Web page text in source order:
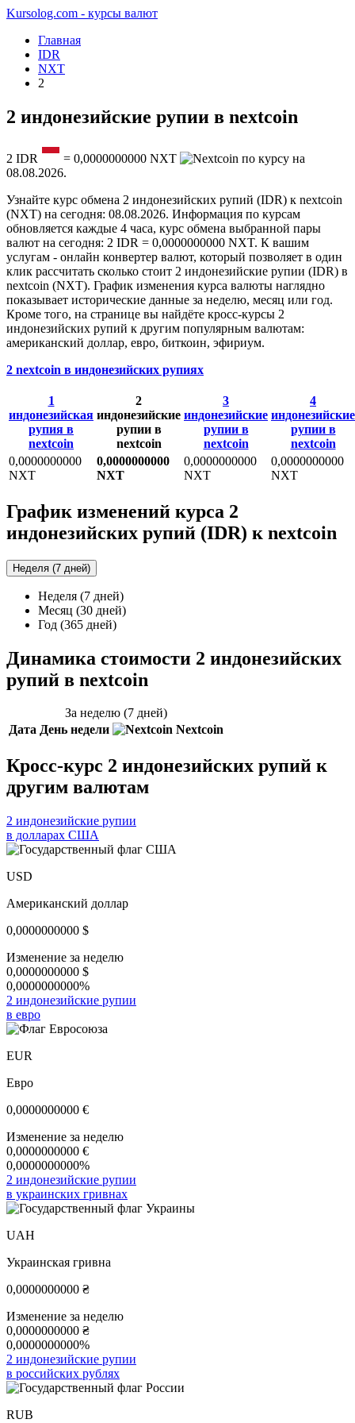
Kursolog.com - курсы валют
Главная
IDR
NXT
2
2 индонезийские рупии в nextcoin
2 IDR = 0,0000000000 NXT
по курсу на
08.08.2026.
Узнайте курс обмена 2 индонезийских рупий (IDR) к nextcoin
(NXT) на сегодня: 08.08.2026. Информация по курсам
обновляется каждые 4 часа, курс обмена выбранной пары
валют на сегодня: 2 IDR = 0,0000000000 NXT. К вашим
услугам - онлайн конвертер валют, который позволяет в один
клик рассчитать сколько стоит 2 индонезийские рупии (IDR) в
nextcoin (NXT). График изменения курса валюты наглядно
показывает исторические данные за неделю, месяц или год.
Кроме того, на странице вы найдёте кросс-курсы 2
индонезийских рупий к другим популярным валютам:
американский доллар, евро, биткоин, эфириум.
2 nextcoin в индонезийских рупиях
1
индонезийская
рупия в
nextcoin
2
индонезийские
рупии в
nextcoin
3
индонезийские
рупии в
nextcoin
4
индонезийские
рупии в
nextcoin
0,0000000000
NXT
0,0000000000
NXT
0,0000000000
NXT
0,0000000000
NXT
График изменений курса 2
индонезийских рупий (IDR) к nextcoin
Неделя (7 дней)
Неделя (7 дней)
Месяц (30 дней)
Год (365 дней)
Динамика стоимости 2 индонезийских
рупий в nextcoin
За неделю (7 дней)
Дата День недели Nextcoin
Кросс-курс 2 индонезийских рупий к
другим валютам
2 индонезийские рупии
в долларах США
USD
Американский доллар
0,0000000000 $
Изменение за неделю
0,0000000000 $
0,0000000000%
2 индонезийские рупии
в евро
EUR
Евро
0,0000000000 €
Изменение за неделю
0,0000000000 €
0,0000000000%
2 индонезийские рупии
в украинских гривнах
UAH
Украинская гривна
0,0000000000 ₴
Изменение за неделю
0,0000000000 ₴
0,0000000000%
2 индонезийские рупии
в российских рублях
RUB